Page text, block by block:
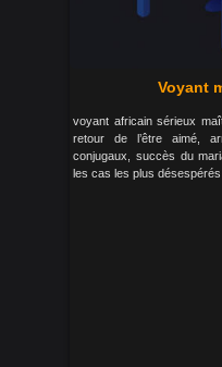
Voyant
voyant africain sérieux
retour de l’être aimé,
conjugaux, succès du
les cas les plus désespérés